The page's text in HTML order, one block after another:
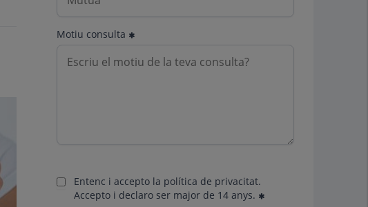
Motiu consulta
Entenc i accepto la política de privacitat.
Accepto i declaro ser major de 14 anys.